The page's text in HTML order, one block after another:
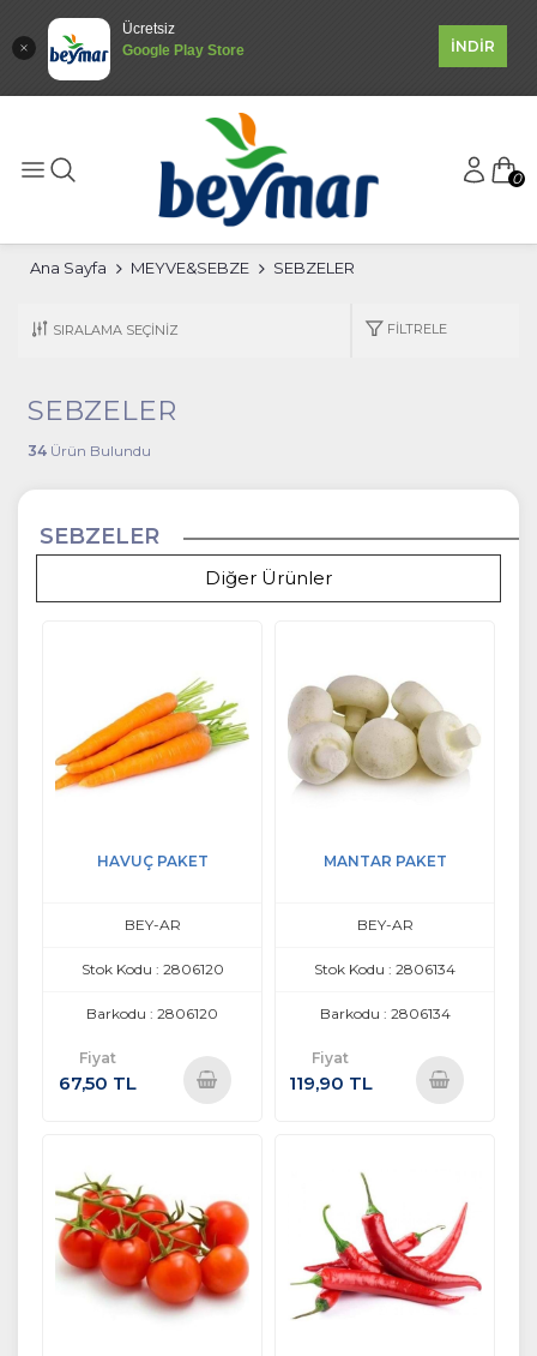
Ücretsiz
Google Play Store
İNDİR
0
Ana Sayfa MEYVE&SEBZE SEBZELER
FILTRELE
SEBZELER
34Ürün Bulundu
SEBZELER
Diğer Ürünler
HAVUÇ PAKET
BEY-AR
Stok Kodu : 2806120
Barkodu : 2806120
Fiyat
67,50 TL
MANTAR PAKET
BEY-AR
Stok Kodu : 2806134
Barkodu : 2806134
Fiyat
119,90 TL